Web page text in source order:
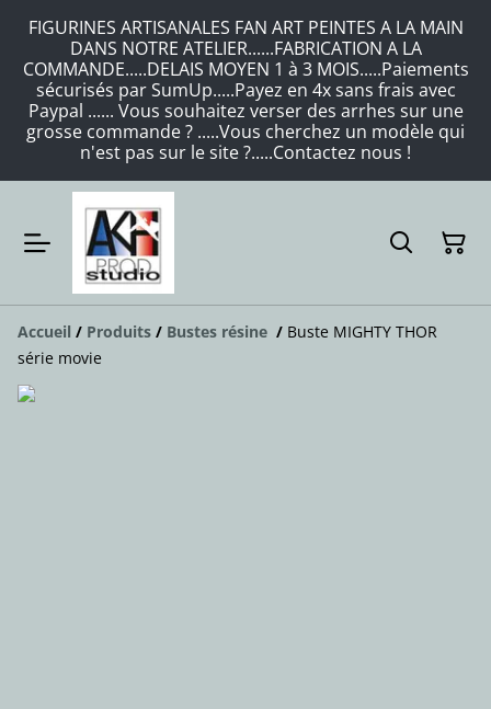
FIGURINES ARTISANALES FAN ART PEINTES A LA MAIN
DANS NOTRE ATELIER......FABRICATION A LA
COMMANDE.....DELAIS MOYEN 1 à 3 MOIS.....Paiements
sécurisés par SumUp.....Payez en 4x sans frais avec
Paypal ...... Vous souhaitez verser des arrhes sur une
grosse commande ? .....Vous cherchez un modèle qui
n'est pas sur le site ?.....Contactez nous !
Accueil / Produits / Bustes résine / Buste MIGHTY THOR
série movie